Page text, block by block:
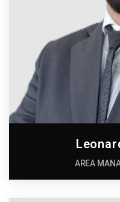
AREA